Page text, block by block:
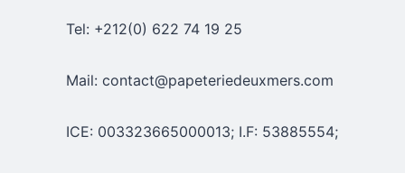
Tel: +212(0) 622 74 19 25
Mail: contact@papeteriedeuxmers.com
ICE: 003323665000013; I.F: 53885554;